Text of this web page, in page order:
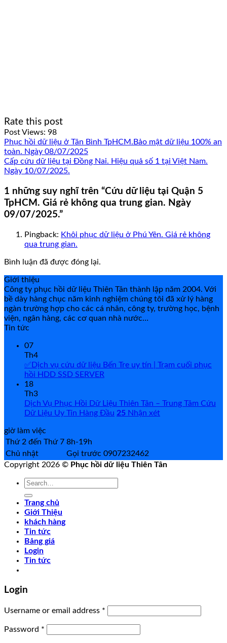
Rate this post
Post Views: 98
Phục hồi dữ liệu ở Tân Bình TpHCM.Bảo mật dữ liệu 100% an
toàn. Ngày 08/07/2025
Cấp cứu dữ liệu tại Đồng Nai. Hiệu quả số 1 tại Việt Nam.
Ngày 10/07/2025.
1 những suy nghĩ trên “Cứu dữ liệu tại Quận 5
TpHCM. Giá rẻ không qua trung gian. Ngày
09/07/2025.”
Pingback: Khôi phục dữ liệu ở Phú Yên. Giá rẻ không
qua trung gian.
Bình luận đã được đóng lại.
Giới thiệu
Công ty phục hồi dữ liệu Thiên Tân thành lập năm 2004. Với
bề dày hàng chục năm kinh nghiệm chúng tôi đã xử lý hàng
ngàn trường hợp cho các cá nhân, công ty, trường học, bệnh
viện, ngân hàng, các cơ quan nhà nước…
Tin tức
07
Th4
✅Dịch vụ cứu dữ liệu Bến Tre uy tín | Trạm cuối phục
hồi HDD SSD SERVER
18
Th3
Dịch Vụ Phục Hồi Dữ Liệu Thiên Tân – Trung Tâm Cứu
Dữ Liệu Uy Tín Hàng Đầu 25 Nhận xét
giờ làm việc
Thứ 2 đến Thứ 7 8h-19h
Chủ nhật
Gọi trước 0907232462
Copyright 2026 © Phục hồi dữ liệu Thiên Tân
Search
for:
Trang chủ
Giới Thiệu
khách hàng
Tin tức
Bảng giá
Login
Tin tức
Login
Username or email address *
Password *